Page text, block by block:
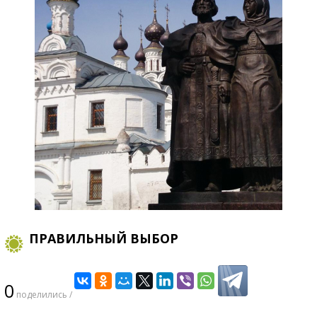
ПРАВИЛЬНЫЙ ВЫБОР
0 поделились /